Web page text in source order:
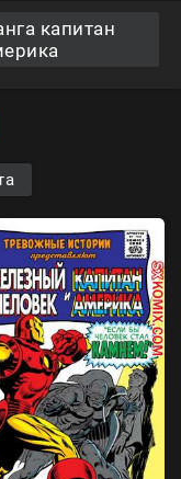
капитан